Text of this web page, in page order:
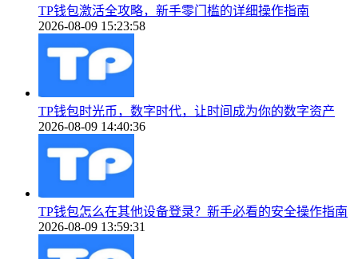
TP钱包激活全攻略，新手零门槛的详细操作指南
2026-08-09 15:23:58
TP钱包时光币，数字时代，让时间成为你的数字资产
2026-08-09 14:40:36
TP钱包怎么在其他设备登录？新手必看的安全操作指南
2026-08-09 13:59:31